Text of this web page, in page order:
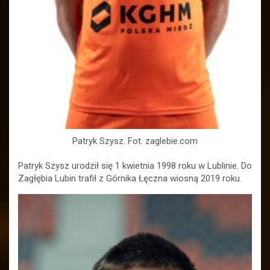
Patryk Szysz. Fot. zaglebie.com
Patryk Szysz urodził się 1 kwietnia 1998 roku w Lublinie. Do
Zagłębia Lubin trafił z Górnika Łęczna wiosną 2019 roku.